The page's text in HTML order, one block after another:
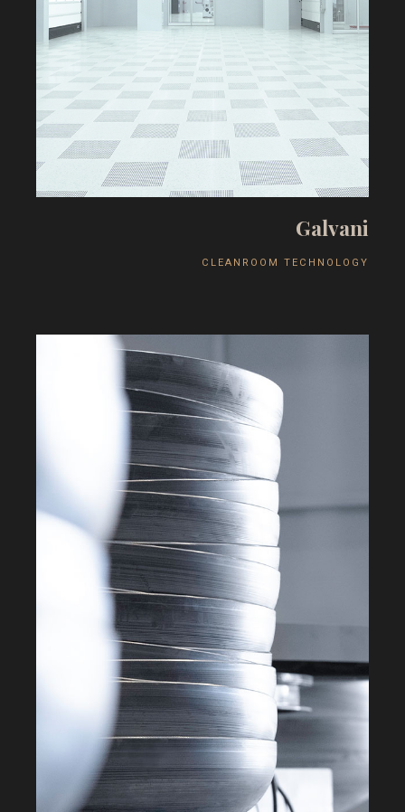
Galvani
C L EA N R O O M T E C H N O L O G Y